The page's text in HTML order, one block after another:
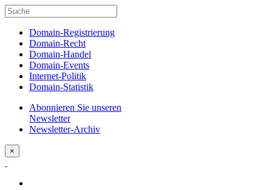
Domain-Registrierung
Domain-Recht
Domain-Handel
Domain-Events
Internet-Politik
Domain-Statistik
Abonnieren Sie unseren
Newsletter
Newsletter-Archiv
×